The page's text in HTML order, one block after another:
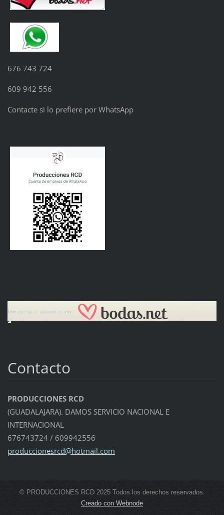
676 743 724
609 942 556
Contacte si lo prefiere por WhatsApp
Lee nuestras opiniones en
Contacto
PRODUCCIONES RCD
(GUADALAJARA). DAMOS SERVICIO NACIONAL E
INTERNACIONAL
676743724 / 609942556
produccionesrcd@hotmail.com
© PRODUCCIONES RCD 2025 Todos los derechos reservados.
Creado con Webnode